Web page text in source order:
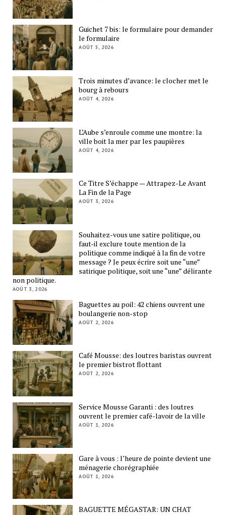
Guichet 7 bis: le formulaire pour demander
le formulaire
AOÛT 5, 2026
Trois minutes d’avance: le clocher met le
bourg à rebours
AOÛT 4, 2026
L’Aube s’enroule comme une montre: la
ville boit la mer par les paupières
AOÛT 4, 2026
Ce Titre S’échappe — Attrapez-Le Avant
La Fin de la Page
AOÛT 3, 2026
Souhaitez-vous une satire politique, ou
faut-il exclure toute mention de la
politique comme indiqué à la fin de votre
message ? Je peux écrire soit une “une”
satirique politique, soit une “une” délirante
non politique.
AOÛT 3, 2026
Baguettes au poil: 42 chiens ouvrent une
boulangerie non-stop
AOÛT 2, 2026
Café Mousse: des loutres baristas ouvrent
le premier bistrot flottant
AOÛT 2, 2026
Service Mousse Garanti : des loutres
ouvrent le premier café-lavoir de la ville
AOÛT 1, 2026
Gare à vous : l’heure de pointe devient une
ménagerie chorégraphiée
AOÛT 1, 2026
BAGUETTE MÉGASTAR: UN CHAT